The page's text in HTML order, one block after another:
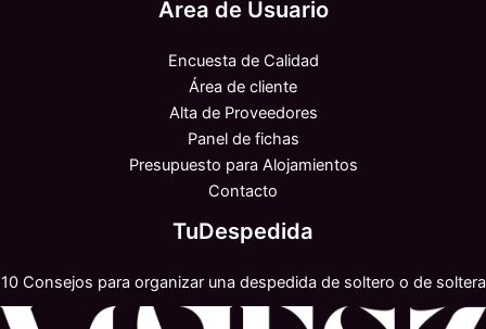
Área de Usuario
Encuesta de Calidad
Área de cliente
Alta de Proveedores
Panel de fichas
Presupuesto para Alojamientos
Contacto
TuDespedida
10 Consejos para organizar una despedida de soltero o de soltera